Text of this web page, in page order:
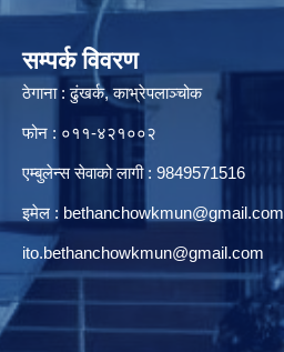
सम्पर्क विवरण
ठेगाना : ढुंखर्क, काभ्रेपलाञ्चोक
फोन : ०११-४२१००२
एम्बुलेन्स सेवाको लागी : 9849571516
इमेल : bethanchowkmun@gmail.com
ito.bethanchowkmun@gmail.com